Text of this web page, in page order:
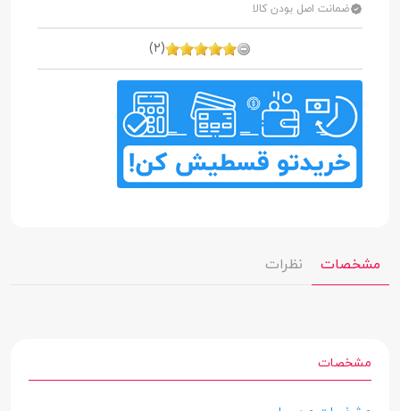
ضمانت اصل بودن کالا
(2)
مشخصات نظرات
مشخصات